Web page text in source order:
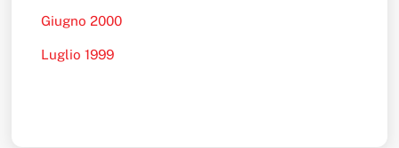
Giugno 2000
Luglio 1999